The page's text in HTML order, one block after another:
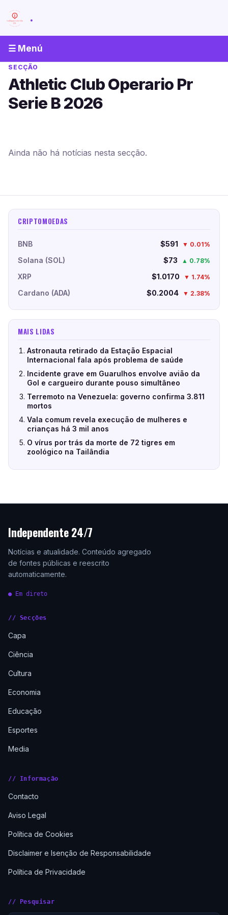
.
☰ Menú
SECÇÃO
Athletic Club Operario Pr
Serie B 2026
Ainda não há notícias nesta secção.
CRIPTOMOEDAS
BNB $591 ▼ 0.01%
Solana (SOL) $73 ▲ 0.78%
XRP $1.0170 ▼ 1.74%
Cardano (ADA) $0.2004 ▼ 2.38%
MAIS LIDAS
Astronauta retirado da Estação Espacial
Internacional fala após problema de saúde
Incidente grave em Guarulhos envolve avião da
Gol e cargueiro durante pouso simultâneo
Terremoto na Venezuela: governo confirma 3.811
mortos
Vala comum revela execução de mulheres e
crianças há 3 mil anos
O vírus por trás da morte de 72 tigres em
zoológico na Tailândia
Independente 24/7
Notícias e atualidade. Conteúdo agregado
de fontes públicas e reescrito
automaticamente.
● Em direto
// Secções
Capa
Ciência
Cultura
Economia
Educação
Esportes
Media
// Informação
Contacto
Aviso Legal
Política de Cookies
Disclaimer e Isenção de Responsabilidade
Política de Privacidade
// Pesquisar